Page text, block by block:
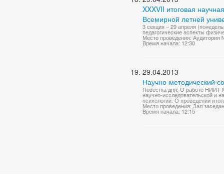
XXXVII итоговая
Всемирной летней
3 секция – 29 апреля
педагогические аспекты
Место проведения:
Время начала: 12:30
29.04.2013
Научно-методический
Повестка дня: О работе НИИТ
научно-исследовательской и
психологии. О проведении
Место проведения: Зал
Время начала: 12:15